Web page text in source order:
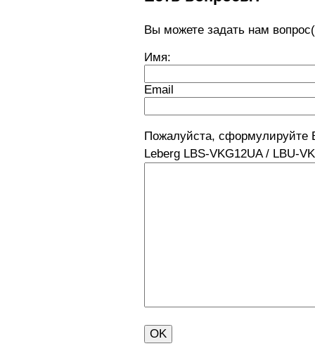
Вы можете задать нам
Имя:
Email
Пожалуйста, сформулируйте
Leberg LBS-VKG12UA / LBU-